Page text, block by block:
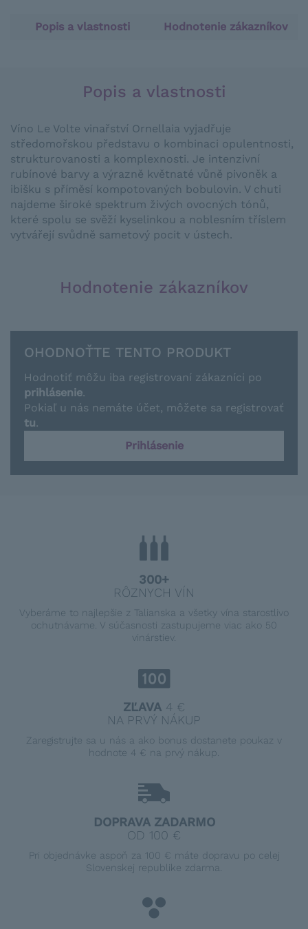
Popis a vlastnosti Hodnotenie zákazníkov
Popis a vlastnosti
Víno Le Volte vinařství Ornellaia vyjadřuje
středomořskou představu o kombinaci opulentnosti,
strukturovanosti a komplexnosti. Je intenzivní
rubínové barvy a výrazně květnaté vůně pivoněk a
ibišku s příměsí kompotovaných bobulovin. V chuti
najdeme široké spektrum živých ovocných tónů,
které spolu se svěží kyselinkou a noblesním tříslem
vytvářejí svůdně sametový pocit v ústech.
Hodnotenie zákazníkov
OHODNOŤTE TENTO PRODUKT
Hodnotiť môžu iba registrovaní zákazníci po
prihlásenie.
Pokiaľ u nás nemáte účet, môžete sa registrovať
tu.
Prihlásenie
300+
RÔZNYCH VÍN
Vyberáme to najlepšie z Talianska a všetky vína starostlivo
ochutnávame. V súčasnosti zastupujeme viac ako 50
vinárstiev.
ZĽAVA 4 €
NA PRVÝ NÁKUP
Zaregistrujte sa u nás a ako bonus dostanete poukaz v
hodnote 4 € na prvý nákup.
DOPRAVA ZADARMO
OD 100 €
Pri objednávke aspoň za 100 € máte dopravu po celej
Slovenskej republike zdarma.